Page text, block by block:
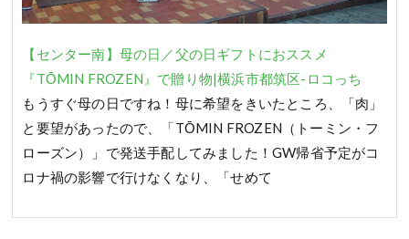
【センター南】母の日／父の日ギフトにおススメ
『TŌMIN FROZEN』で贈り物|横浜市都筑区-ロコっち
もうすぐ母の日ですね！母に希望をきいたところ、「肉」
と要望があったので、「TŌMIN FROZEN（トーミン・フ
ローズン）」で発送手配してみました！GW帰省予定がコ
ロナ禍の影響で行けなくなり、「せめて